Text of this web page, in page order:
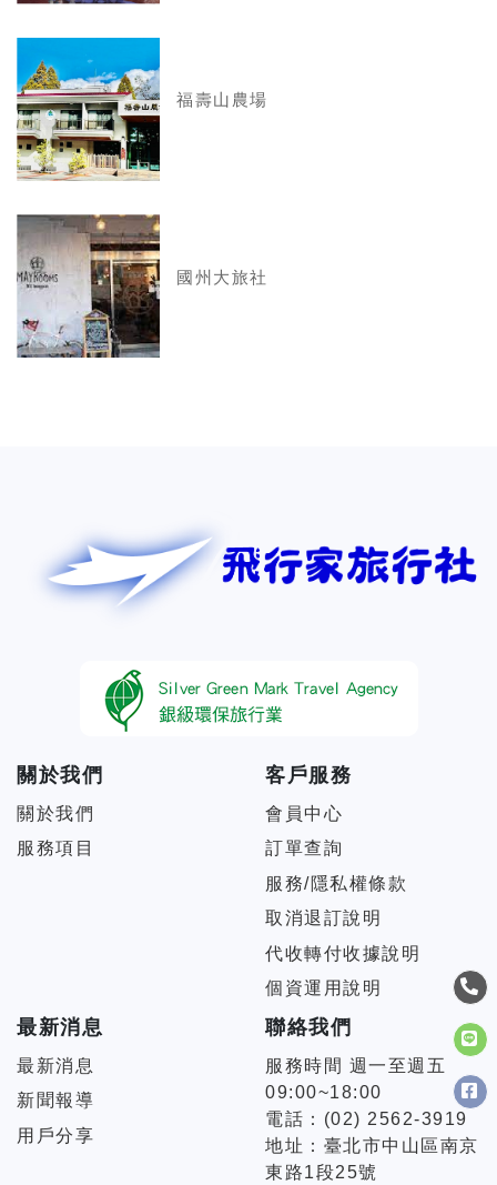
福壽山農場
國州大旅社
關於我們
關於我們
服務項目
客戶服務
會員中心
訂單查詢
服務/隱私權條款
取消退訂說明
代收轉付收據說明
個資運用說明
最新消息
最新消息
新聞報導
用戶分享
聯絡我們
服務時間 週一至週五
09:00~18:00
電話：(02) 2562-3919
地址：臺北市中山區南京
東路1段25號